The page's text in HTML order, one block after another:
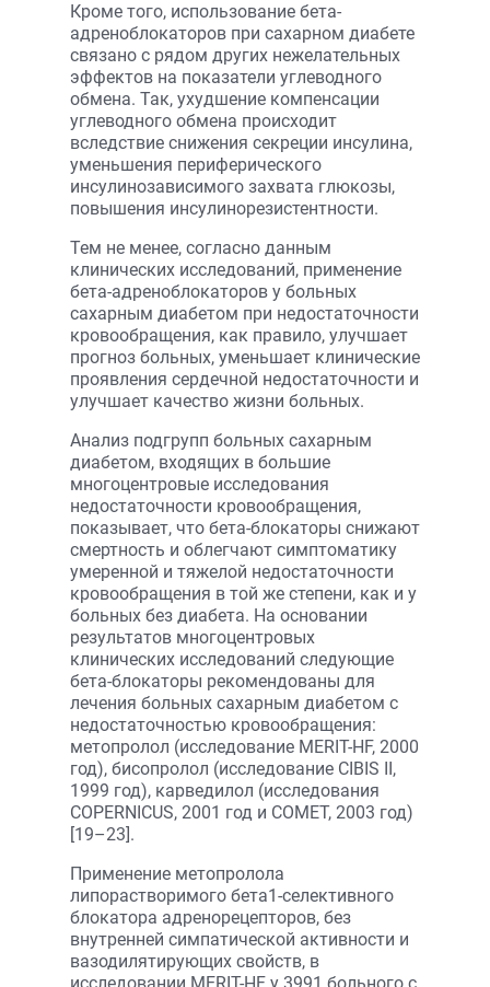
Кроме того, использование бета-
адреноблокаторов при сахарном диабете
связано с рядом других нежелательных
эффектов на показатели углеводного
обмена. Так, ухудшение компенсации
углеводного обмена происходит
вследствие снижения секреции инсулина,
уменьшения периферического
инсулинозависимого захвата глюкозы,
повышения инсулинорезистентности.
Тем не менее, согласно данным
клинических исследований, применение
бета-адреноблокаторов у больных
сахарным диабетом при недостаточности
кровообращения, как правило, улучшает
прогноз больных, уменьшает клинические
проявления сердечной недостаточности и
улучшает качество жизни больных.
Анализ подгрупп больных сахарным
диабетом, входящих в большие
многоцентровые исследования
недостаточности кровообращения,
показывает, что бета-блокаторы снижают
смертность и облегчают симптоматику
умеренной и тяжелой недостаточности
кровообращения в той же степени, как и у
больных без диабета. На основании
результатов многоцентровых
клинических исследований следующие
бета-блокаторы рекомендованы для
лечения больных сахарным диабетом с
недостаточностью кровообращения:
метопролол (исследование MERIT-HF, 2000
год), бисопролол (исследование CIBIS II,
1999 год), карведилол (исследования
COPERNICUS, 2001 год и COMET, 2003 год)
[19–23].
Применение метопролола
липорастворимого бета1-селективного
блокатора адренорецепторов, без
внутренней симпатической активности и
вазодилятирующих свойств, в